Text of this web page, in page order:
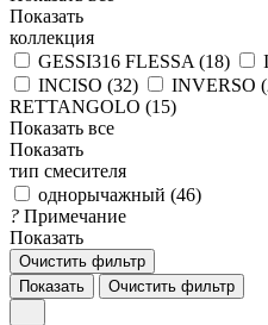
Показать
коллекция
GESSI316 FLESSA (18)
INCISO (32) INVERSO (
RETTANGOLO (15)
Показать все
Показать
тип смесителя
однорычажный (46)
? Примечание
Показать
Очистить фильтр
Показать
Очистить фильтр